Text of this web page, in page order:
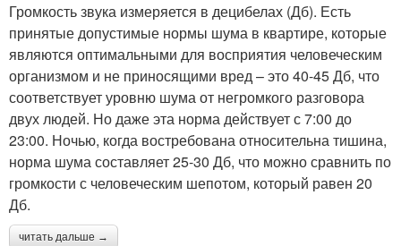
Громкость звука измеряется в децибелах (Дб). Есть
принятые допустимые нормы шума в квартире, которые
являются оптимальными для восприятия человеческим
организмом и не приносящими вред – это 40-45 Дб, что
соответствует уровню шума от негромкого разговора
двух людей. Но даже эта норма действует с 7:00 до
23:00. Ночью, когда востребована относительна тишина,
норма шума составляет 25-30 Дб, что можно сравнить по
громкости с человеческим шепотом, который равен 20
Дб.
читать дальше →